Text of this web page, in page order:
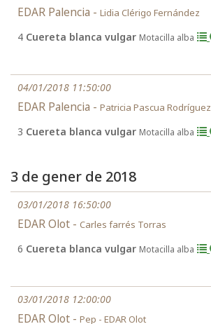
EDAR Palencia - Lidia Clérigo Fernández
4 Cuereta blanca vulgar Motacilla alba
04/01/2018 11:50:00
EDAR Palencia - Patricia Pascua Rodríguez
3 Cuereta blanca vulgar Motacilla alba
3 de gener de 2018
03/01/2018 16:50:00
EDAR Olot - Carles farrés Torras
6 Cuereta blanca vulgar Motacilla alba
03/01/2018 12:00:00
EDAR Olot - Pep - EDAR Olot